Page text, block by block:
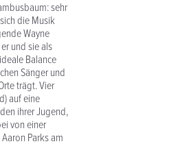
sehr
die Musik
Wayne
und sie als
Balance
Sänger und
trägt. Vier
auf eine
ihrer Jugend,
von einer
Parks am